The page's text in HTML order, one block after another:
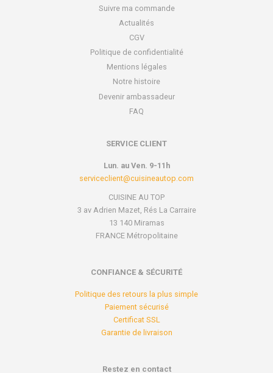
Suivre ma commande
Actualités
CGV
Politique de confidentialité
Mentions légales
Notre histoire
Devenir ambassadeur
FAQ
SERVICE CLIENT
Lun. au Ven. 9-11h
serviceclient@cuisineautop.com
CUISINE AU TOP
3 av Adrien Mazet, Rés La Carraire
13 140 Miramas
FRANCE Métropolitaine
CONFIANCE & SÉCURITÉ
Politique des retours la plus simple
Paiement sécurisé
Certificat SSL
Garantie de livraison
Restez en contact